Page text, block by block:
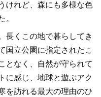
けれど、森にも多様な色
長くこの地で暮らしてき
国立公園に指定されたこ
となく、自然が守られて
に感じ、地球と遊ぶアク
を訪れる最大の理由のひ